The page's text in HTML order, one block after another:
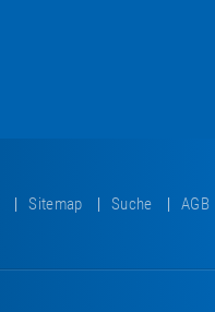
Sitemap Suche AGB